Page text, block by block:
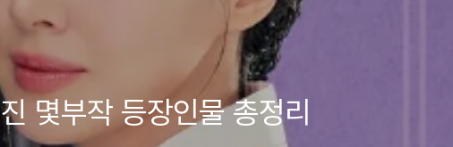
몇부작 등장인물 총정리